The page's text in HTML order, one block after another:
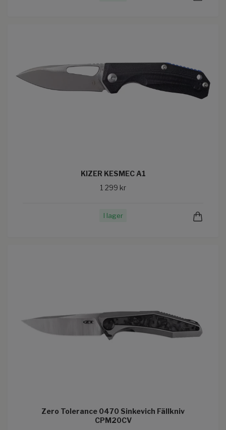
KIZER KESMEC A1
1 299 kr
I lager
Zero Tolerance 0470 Sinkevich Fällkniv
CPM20CV